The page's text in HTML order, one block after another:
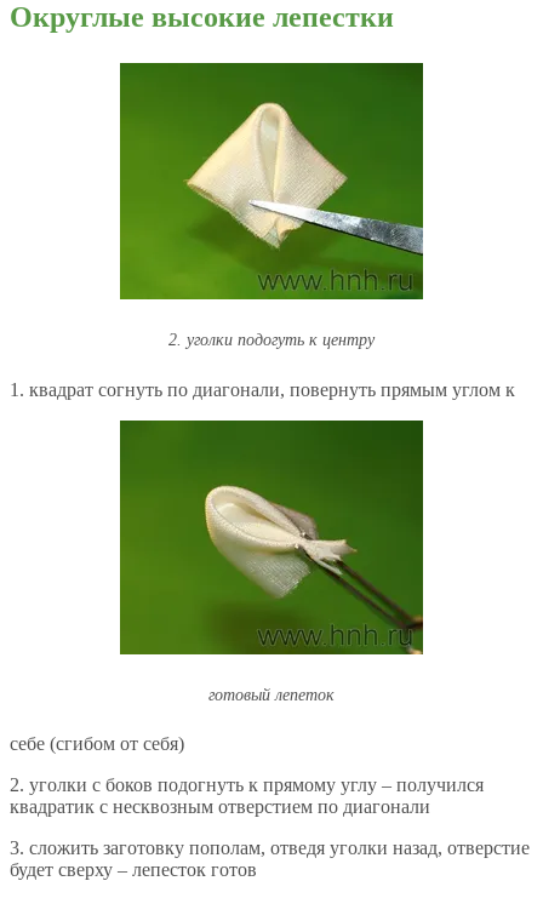
Округлые высокие лепестки
2. уголки подогуть к центру
1. квадрат согнуть по диагонали, повернуть прямым углом к
готовый лепеток
себе (сгибом от себя)
2. уголки с боков подогнуть к прямому углу – получился
квадратик с несквозным отверстием по диагонали
3. сложить заготовку пополам, отведя уголки назад, отверстие
будет сверху – лепесток готов